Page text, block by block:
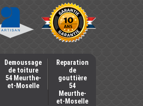
Demoussage
de toiture
54 Meurthe-
et-Moselle
Reparation
de
gouttière
54
Meurthe-
et-Moselle